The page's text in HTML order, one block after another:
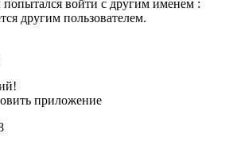
попытался войти с другим именем :
другим пользователем.
приложение